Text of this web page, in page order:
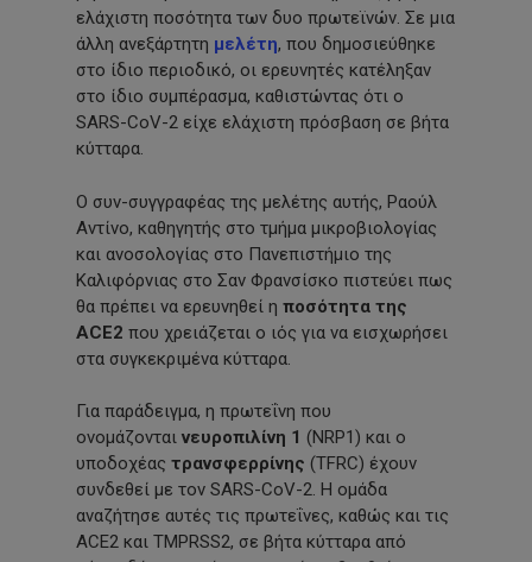
ελάχιστη ποσότητα των δυο πρωτεϊνών. Σε μια
άλλη ανεξάρτητη μελέτη, που δημοσιεύθηκε
στο ίδιο περιοδικό, οι ερευνητές κατέληξαν
στο ίδιο συμπέρασμα, καθιστώντας ότι ο
SARS-CoV-2 είχε ελάχιστη πρόσβαση σε βήτα
κύτταρα.
Ο συν-συγγραφέας της μελέτης αυτής, Ραούλ
Αντίνο, καθηγητής στο τμήμα μικροβιολογίας
και ανοσολογίας στο Πανεπιστήμιο της
Καλιφόρνιας στο Σαν Φρανσίσκο πιστεύει πως
θα πρέπει να ερευνηθεί η ποσότητα της
ACE2 που χρειάζεται ο ιός για να εισχωρήσει
στα συγκεκριμένα κύτταρα.
Για παράδειγμα, η πρωτεΐνη που
ονομάζονται νευροπιλίνη 1 (NRP1) και ο
υποδοχέας τρανσφερρίνης (TFRC) έχουν
συνδεθεί με τον SARS-CoV-2. Η ομάδα
αναζήτησε αυτές τις πρωτεΐνες, καθώς και τις
ACE2 και TMPRSS2, σε βήτα κύτταρα από